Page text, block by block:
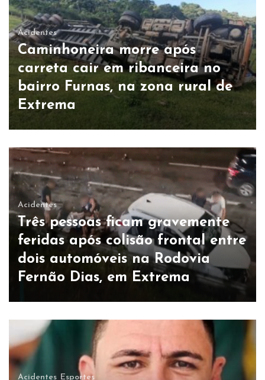
Acidentes
Caminhoneira morre após
carreta cair em ribanceira no
bairro Furnas, na zona rural de
Extrema
Acidentes
Três pessoas ficam gravemente
feridas após colisão frontal entre
dois automóveis na Rodovia
Fernão Dias, em Extrema
Acidentes Esportes